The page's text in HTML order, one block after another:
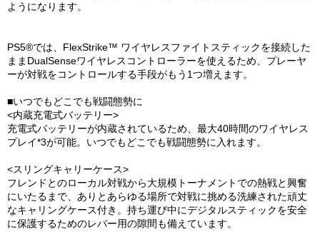
ようになります。
PS5®では、FlexStrike™ ワイヤレスファイトスティックを接続した
ままDualSenseワイヤレスコントローラーを使えるため、プレーヤ
ーが対戦をコントロールする手段がもう1つ増えます。
■いつでもどこでも戦闘態勢に
<内蔵充電式バッテリー>
充電式バッテリーが内蔵されているため、最大40時間のワイヤレス
プレイ*3が可能。いつでもどこでも戦闘態勢に入れます。
<スリングキャリーケース>
フレンドとのローカル対戦から大規模トーナメントでの熱戦と興奮
にいたるまで、ありとあらゆる場所で対戦に挑める洗練された頑丈
なキャリングケース付き。持ち運び中にデジタルスティックを安全
に保護するためのレバー用の隙間も備えています。